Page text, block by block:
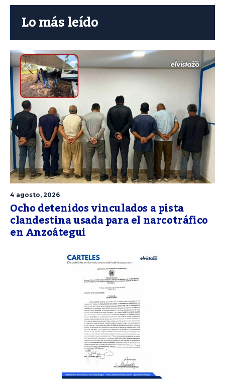
Lo más leído
4 agosto, 2026
Ocho detenidos vinculados a pista
clandestina usada para el narcotráfico
en Anzoátegui